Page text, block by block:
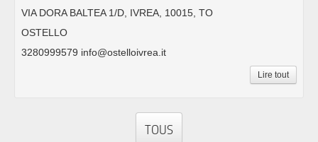
VIA DORA BALTEA 1/D, IVREA, 10015, TO
OSTELLO
3280999579 info@ostelloivrea.it
Lire tout
TOUS